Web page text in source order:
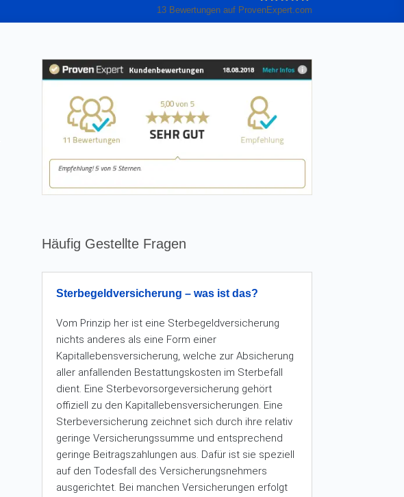
GmbH
13Bewertungen auf ProvenExpert.com
Häufig Gestellte Fragen
Sterbegeldversicherung – was ist das?
Vom Prinzip her ist eine Sterbegeldversicherung
nichts anderes als eine Form einer
Kapitallebensversicherung, welche zur Absicherung
aller anfallenden Bestattungskosten im Sterbefall
dient. Eine Sterbevorsorgeversicherung gehört
offiziell zu den Kapitallebensversicherungen. Eine
Sterbeversicherung zeichnet sich durch ihre relativ
geringe Versicherungssumme und entsprechend
geringe Beitragszahlungen aus. Dafür ist sie speziell
auf den Todesfall des Versicherungsnehmers
ausgerichtet. Bei manchen Versicherungen erfolgt